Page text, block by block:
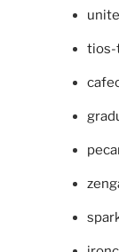
tios-